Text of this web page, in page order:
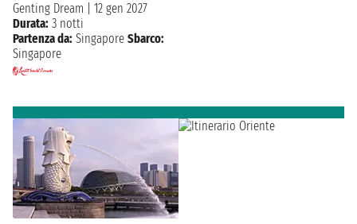
Genting Dream
12 gen 2027
Durata: 3 notti
Partenza da: Singapore Sbarco:
Singapore